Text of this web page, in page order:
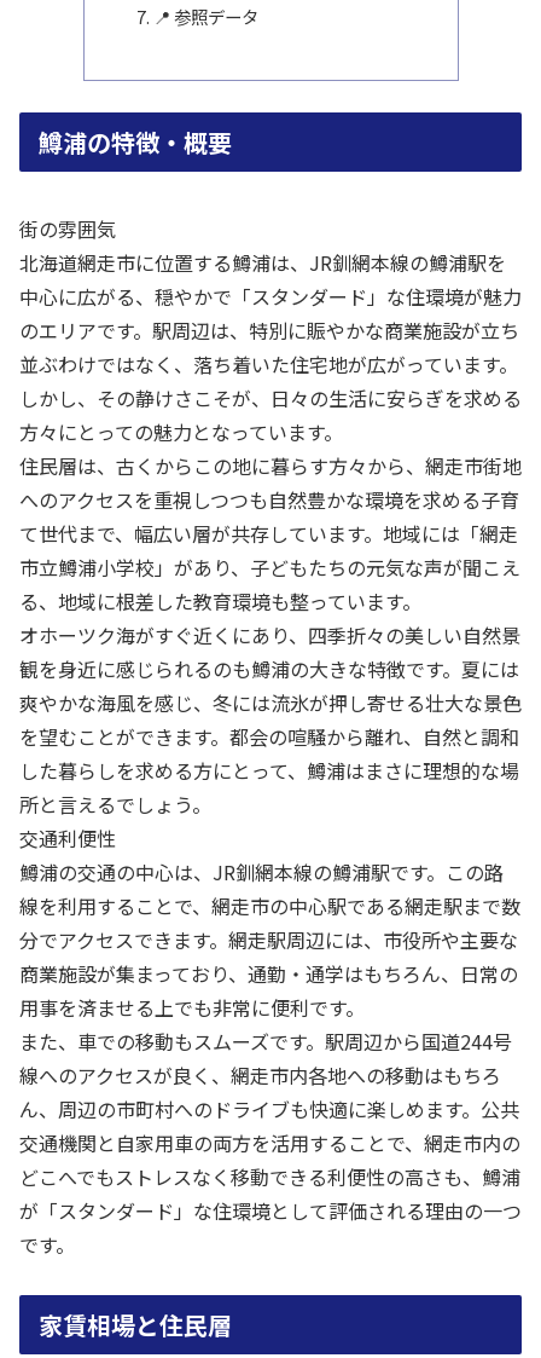
📍 参照データ
鱒浦の特徴・概要
街の雰囲気
北海道網走市に位置する鱒浦は、JR釧網本線の鱒浦駅を
中心に広がる、穏やかで「スタンダード」な住環境が魅力
のエリアです。駅周辺は、特別に賑やかな商業施設が立ち
並ぶわけではなく、落ち着いた住宅地が広がっています。
しかし、その静けさこそが、日々の生活に安らぎを求める
方々にとっての魅力となっています。
住民層は、古くからこの地に暮らす方々から、網走市街地
へのアクセスを重視しつつも自然豊かな環境を求める子育
て世代まで、幅広い層が共存しています。地域には「網走
市立鱒浦小学校」があり、子どもたちの元気な声が聞こえ
る、地域に根差した教育環境も整っています。
オホーツク海がすぐ近くにあり、四季折々の美しい自然景
観を身近に感じられるのも鱒浦の大きな特徴です。夏には
爽やかな海風を感じ、冬には流氷が押し寄せる壮大な景色
を望むことができます。都会の喧騒から離れ、自然と調和
した暮らしを求める方にとって、鱒浦はまさに理想的な場
所と言えるでしょう。
交通利便性
鱒浦の交通の中心は、JR釧網本線の鱒浦駅です。この路
線を利用することで、網走市の中心駅である網走駅まで数
分でアクセスできます。網走駅周辺には、市役所や主要な
商業施設が集まっており、通勤・通学はもちろん、日常の
用事を済ませる上でも非常に便利です。
また、車での移動もスムーズです。駅周辺から国道244号
線へのアクセスが良く、網走市内各地への移動はもちろ
ん、周辺の市町村へのドライブも快適に楽しめます。公共
交通機関と自家用車の両方を活用することで、網走市内の
どこへでもストレスなく移動できる利便性の高さも、鱒浦
が「スタンダード」な住環境として評価される理由の一つ
です。
家賃相場と住民層